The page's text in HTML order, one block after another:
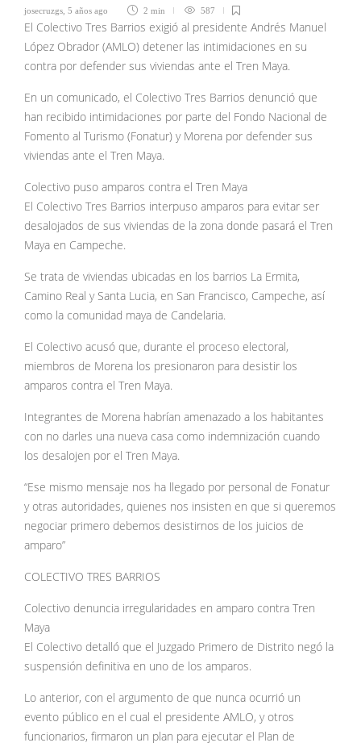
josecruzgs 5 años ago 2 min 587
El Colectivo Tres Barrios exigió al presidente Andrés Manuel
López Obrador (AMLO) detener las intimidaciones en su
contra por defender sus viviendas ante el Tren Maya.
En un comunicado, el Colectivo Tres Barrios denunció que
han recibido intimidaciones por parte del Fondo Nacional de
Fomento al Turismo (Fonatur) y Morena por defender sus
viviendas ante el Tren Maya.
Colectivo puso amparos contra el Tren Maya
El Colectivo Tres Barrios interpuso amparos para evitar ser
desalojados de sus viviendas de la zona donde pasará el Tren
Maya en Campeche.
Se trata de viviendas ubicadas en los barrios La Ermita,
Camino Real y Santa Lucia, en San Francisco, Campeche, así
como la comunidad maya de Candelaria.
El Colectivo acusó que, durante el proceso electoral,
miembros de Morena los presionaron para desistir los
amparos contra el Tren Maya.
Integrantes de Morena habrían amenazado a los habitantes
con no darles una nueva casa como indemnización cuando
los desalojen por el Tren Maya.
“Ese mismo mensaje nos ha llegado por personal de Fonatur
y otras autoridades, quienes nos insisten en que si queremos
negociar primero debemos desistirnos de los juicios de
amparo”
COLECTIVO TRES BARRIOS
Colectivo denuncia irregularidades en amparo contra Tren
Maya
El Colectivo detalló que el Juzgado Primero de Distrito negó la
suspensión definitiva en uno de los amparos.
Lo anterior, con el argumento de que nunca ocurrió un
evento público en el cual el presidente AMLO, y otros
funcionarios, firmaron un plan para ejecutar el Plan de